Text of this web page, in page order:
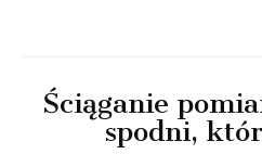
Ściąganie
spodni,